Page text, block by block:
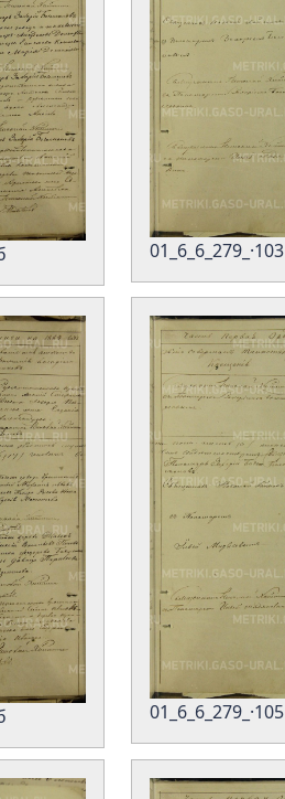
01_6_6_279_·103
01_6_6_279_·105